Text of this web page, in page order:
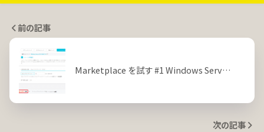
前の記事
Marketplace を試す #1 Windows Serv…
次の記事